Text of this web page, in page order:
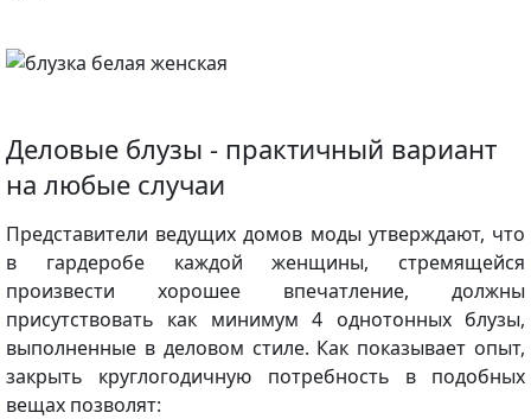
Деловые блузы - практичный вариант
на любые случаи
Представители ведущих домов моды утверждают, что
в гардеробе каждой женщины, стремящейся
произвести хорошее впечатление, должны
присутствовать как минимум 4 однотонных блузы,
выполненные в деловом стиле. Как показывает опыт,
закрыть круглогодичную потребность в подобных
вещах позволят: